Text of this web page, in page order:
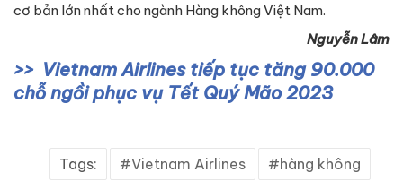
cơ bản lớn nhất cho ngành Hàng không Việt Nam.
Nguyễn Lâm
Vietnam Airlines tiếp tục tăng 90.000
chỗ ngồi phục vụ Tết Quý Mão 2023
Tags: Vietnam Airlines hàng không